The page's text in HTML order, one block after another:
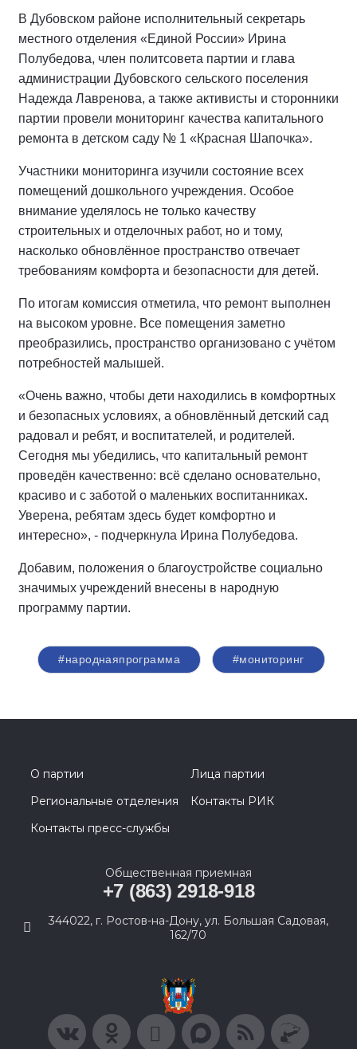
В Дубовском районе исполнительный секретарь
местного отделения «Единой России» Ирина
Полубедова, член политсовета партии и глава
администрации Дубовского сельского поселения
Надежда Лавренова, а также активисты и сторонники
партии провели мониторинг качества капитального
ремонта в детском саду № 1 «Красная Шапочка».
Участники мониторинга изучили состояние всех
помещений дошкольного учреждения. Особое
внимание уделялось не только качеству
строительных и отделочных работ, но и тому,
насколько обновлённое пространство отвечает
требованиям комфорта и безопасности для детей.
По итогам комиссия отметила, что ремонт выполнен
на высоком уровне. Все помещения заметно
преобразились, пространство организовано с учётом
потребностей малышей.
«Очень важно, чтобы дети находились в комфортных
и безопасных условиях, а обновлённый детский сад
радовал и ребят, и воспитателей, и родителей.
Сегодня мы убедились, что капитальный ремонт
проведён качественно: всё сделано основательно,
красиво и с заботой о маленьких воспитанниках.
Уверена, ребятам здесь будет комфортно и
интересно», - подчеркнула Ирина Полубедова.
Добавим, положения о благоустройстве социально
значимых учреждений внесены в народную
программу партии.
#народнаяпрограмма #мониторинг
О партии
Лица партии
Региональные отделения
Контакты РИК
Контакты пресс-службы
Общественная приемная
+7 (863) 2918-918
344022, г. Ростов-на-Дону, ул. Большая Садовая,
162/70